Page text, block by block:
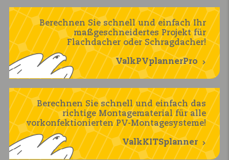
Berechnen Sie schnell und einfach Ihr
maßgeschneidertes Projekt für
Flachdacher oder Schragdacher!
ValkPVplannerPro
Berechnen Sie schnell und einfach das
richtige Montagematerial für alle
vorkonfektionierten PV-Montagesysteme!
ValkKITSplanner